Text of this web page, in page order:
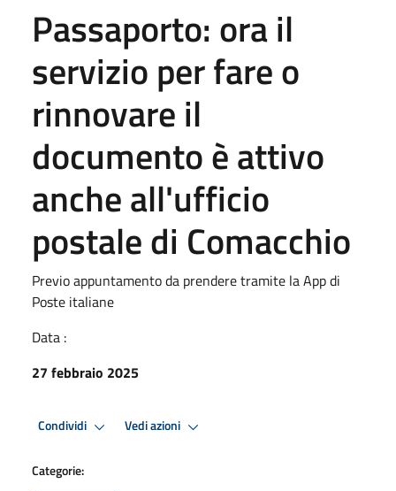
Passaporto: ora il
servizio per fare o
rinnovare il
documento è attivo
anche all'ufficio
postale di Comacchio
Previo appuntamento da prendere tramite la App di
Poste italiane
Data :
27 febbraio 2025
Condividi Vedi azioni
Categorie: